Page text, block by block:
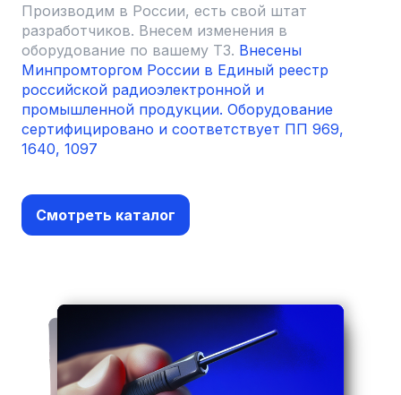
Производим в России, есть свой штат
разработчиков. Внесем изменения в
оборудование по вашему ТЗ. Внесены
Минпромторгом России в Единый реестр
российской радиоэлектронной и
промышленной продукции. Оборудование
сертифицировано и соответствует ПП 969,
1640, 1097
Смотреть каталог